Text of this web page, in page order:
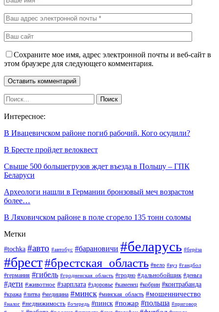
Сохраните мое имя, адрес электронной почты и веб-сайт в
этом браузере для следующего комментария.
Интересное:
В Ивацевичском районе погиб рабочий. Кого осудили?
В Бресте пройдет велоквест
Свыше 500 большегрузов ждет въезда в Польшу – ГПК
Беларуси
Археологи нашли в Германии бронзовый меч возрастом
более…
В Ляховичском районе в поле сгорело 135 тонн соломы
Метки
#tochka #авто #автобус #барановичи #беларусь #берёза
#брест#брестская_область #вело #вуз #гандбол
#германия #гибель #гродненская_область #гродно #дальнобойщик #деньга
#дети #животное #зарплата #здоровье #каменец #кобрин #контрабанда
#кража #литва #медицина #минск #минская_область #мошенничество
#налог #недвижимость #очередь #пинск #пожар #польша #приговор